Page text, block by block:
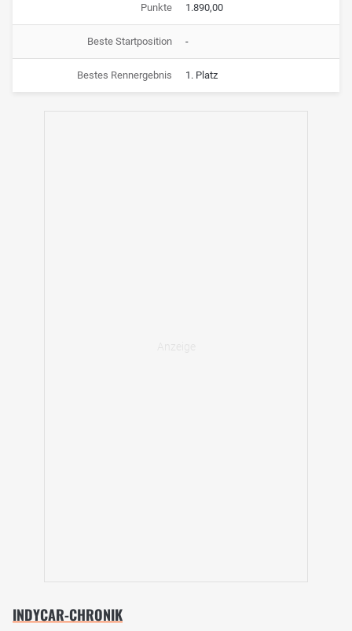
Punkte 1.890,00
Beste Startposition -
Bestes Rennergebnis 1. Platz
INDYCAR-CHRONIK